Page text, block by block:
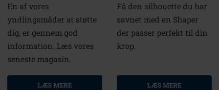
En af vores
yndlingsmåder at støtte
dig, er gennem god
information. Læs vores
seneste magasin.
LÆS MERE
Få den silhouette du har
savnet med en Shaper
der passer perfekt til din
krop.
LÆS MERE